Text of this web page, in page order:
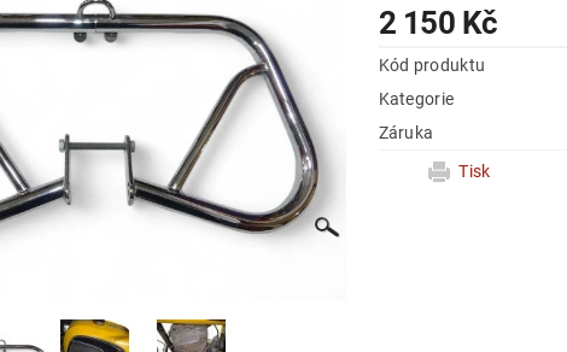
2 150 Kč
Kód produktu
Kategorie
Záruka
Tisk